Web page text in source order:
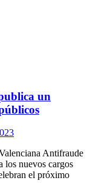
un
Antifraude
los nuevos cargos
el próximo